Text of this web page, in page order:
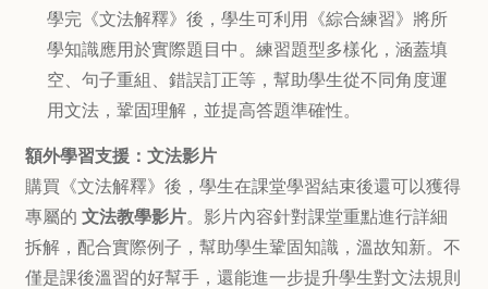
學完《文法解釋》後，學生可利用《綜合練習》將所
學知識應用於實際題目中。練習題型多樣化，涵蓋填
空、句子重組、錯誤訂正等，幫助學生從不同角度運
用文法，鞏固理解，並提高答題準確性。
額外學習支援：文法影片
購買《文法解釋》後，學生在課堂學習結束後還可以獲得
專屬的 文法教學影片。影片內容針對課堂重點進行詳細
拆解，配合實際例子，幫助學生鞏固知識，溫故知新。不
僅是課後溫習的好幫手，還能進一步提升學生對文法規則